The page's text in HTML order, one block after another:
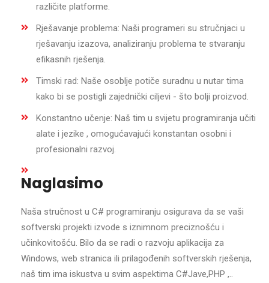
različite platforme.
Rješavanje problema: Naši programeri su stručnjaci u
rješavanju izazova, analiziranju problema te stvaranju
efikasnih rješenja.
Timski rad: Naše osoblje potiče suradnu u nutar tima
kako bi se postigli zajednički ciljevi - što bolji proizvod.
Konstantno učenje: Naš tim u svijetu programiranja učiti
alate i jezike , omogućavajući konstantan osobni i
profesionalni razvoj.
Naglasimo
Naša stručnost u C# programiranju osigurava da se vaši
softverski projekti izvode s iznimnom preciznošću i
učinkovitošću. Bilo da se radi o razvoju aplikacija za
Windows, web stranica ili prilagođenih softverskih rješenja,
naš tim ima iskustva u svim aspektima C#Jave,PHP ,..